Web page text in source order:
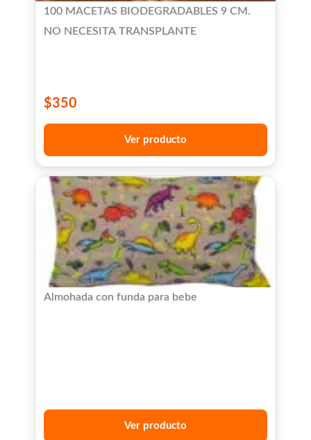
100 MACETAS BIODEGRADABLES 9 CM.
NO NECESITA TRANSPLANTE
$350
Ver producto
Almohada con funda para bebe
Ver producto